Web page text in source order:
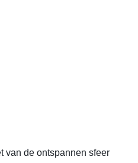
van de ontspannen sfeer